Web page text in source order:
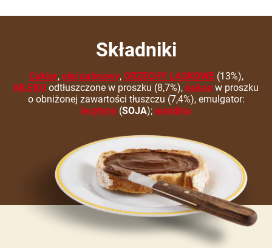
Składniki
Cukier, olej palmowy, ORZECHY LASKOWE (13%),
MLEKOodtłuszczone w proszku (8,7%), kakaow proszku
o obniżonej zawartości tłuszczu (7,4%), emulgator:
lecytyny (SOJA); wanilina